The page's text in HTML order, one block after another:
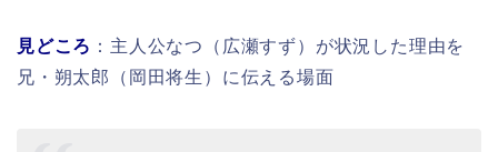
見どころ ：主人公なつ（広瀬すず）が状況した理由を
兄・朔太郎（岡田将生）に伝える場面